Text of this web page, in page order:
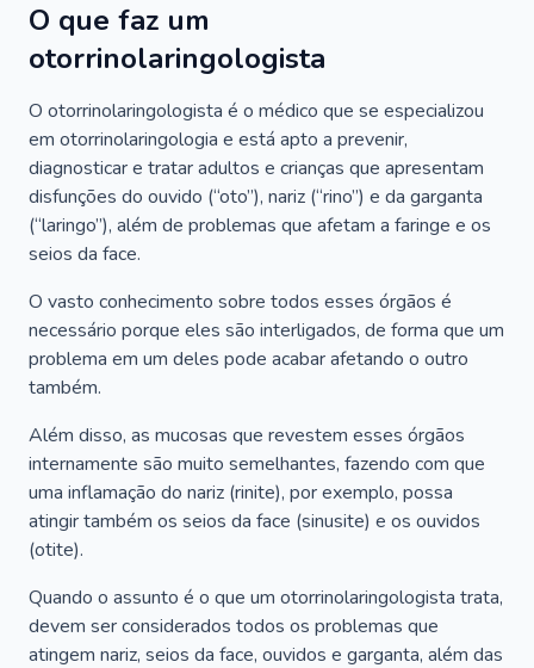
O que faz um
otorrinolaringologista
O otorrinolaringologista é o médico que se especializou
em otorrinolaringologia e está apto a prevenir,
diagnosticar e tratar adultos e crianças que apresentam
disfunções do ouvido (“oto”), nariz (“rino”) e da garganta
(“laringo”), além de problemas que afetam a faringe e os
seios da face.
O vasto conhecimento sobre todos esses órgãos é
necessário porque eles são interligados, de forma que um
problema em um deles pode acabar afetando o outro
também.
Além disso, as mucosas que revestem esses órgãos
internamente são muito semelhantes, fazendo com que
uma inflamação do nariz (rinite), por exemplo, possa
atingir também os seios da face (sinusite) e os ouvidos
(otite).
Quando o assunto é o que um otorrinolaringologista trata,
devem ser considerados todos os problemas que
atingem nariz, seios da face, ouvidos e garganta, além das